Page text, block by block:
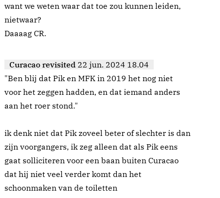
want we weten waar dat toe zou kunnen leiden,
nietwaar?
Daaaag CR.
Curacao revisited 22 jun. 2024 18.04
"Ben blij dat Pik en MFK in 2019 het nog niet
voor het zeggen hadden, en dat iemand anders
aan het roer stond."
ik denk niet dat Pik zoveel beter of slechter is dan
zijn voorgangers, ik zeg alleen dat als Pik eens
gaat solliciteren voor een baan buiten Curacao
dat hij niet veel verder komt dan het
schoonmaken van de toiletten